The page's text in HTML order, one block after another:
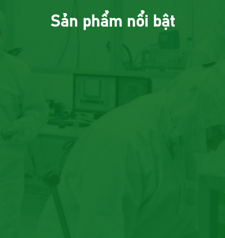
Sản phẩm nổi bật